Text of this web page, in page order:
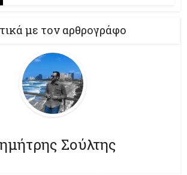
με τον αρθρογράφο
Σούλτης